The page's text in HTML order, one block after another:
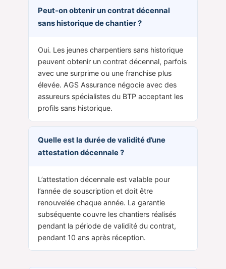
Peut-on obtenir un contrat décennal
sans historique de chantier ?
Oui. Les jeunes charpentiers sans historique
peuvent obtenir un contrat décennal, parfois
avec une surprime ou une franchise plus
élevée. AGS Assurance négocie avec des
assureurs spécialistes du BTP acceptant les
profils sans historique.
Quelle est la durée de validité d’une
attestation décennale ?
L’attestation décennale est valable pour
l’année de souscription et doit être
renouvelée chaque année. La garantie
subséquente couvre les chantiers réalisés
pendant la période de validité du contrat,
pendant 10 ans après réception.